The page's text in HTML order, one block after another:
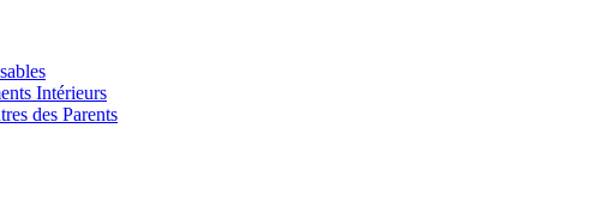
Intérieurs
des Parents